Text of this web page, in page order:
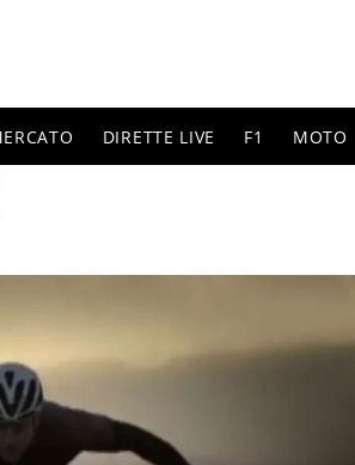
DIRETTE LIVE F1 MOTO